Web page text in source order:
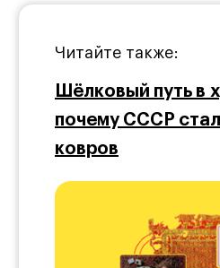
Читайте также:
Шёлковый путь в
почему СССР
ковров